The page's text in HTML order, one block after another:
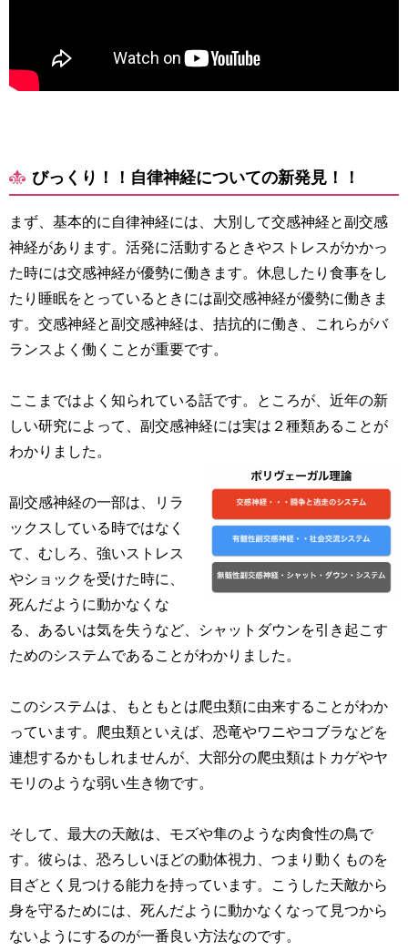
びっくり！！自律神経についての新発見！！
まず、基本的に自律神経には、大別して交感神経と副交感
神経があります。活発に活動するときやストレスがかかっ
た時には交感神経が優勢に働きます。休息したり食事をし
たり睡眠をとっているときには副交感神経が優勢に働きま
す。交感神経と副交感神経は、拮抗的に働き、これらがバ
ランスよく働くことが重要です。
ここまではよく知られている話です。ところが、近年の新
しい研究によって、副交感神経には実は２種類あることが
わかりました。
副交感神経の一部は、リラ
ックスしている時ではなく
て、むしろ、強いストレス
やショックを受けた時に、
死んだように動かなくな
る、あるいは気を失うなど、シャットダウンを引き起こす
ためのシステムであることがわかりました。
このシステムは、もともとは爬虫類に由来することがわか
っています。爬虫類といえば、恐竜やワニやコブラなどを
連想するかもしれませんが、大部分の爬虫類はトカゲやヤ
モリのような弱い生き物です。
そして、最大の天敵は、モズや隼のような肉食性の鳥で
す。彼らは、恐ろしいほどの動体視力、つまり動くものを
目ざとく見つける能力を持っています。こうした天敵から
身を守るためには、死んだように動かなくなって見つから
ないようにするのが一番良い方法なのです。